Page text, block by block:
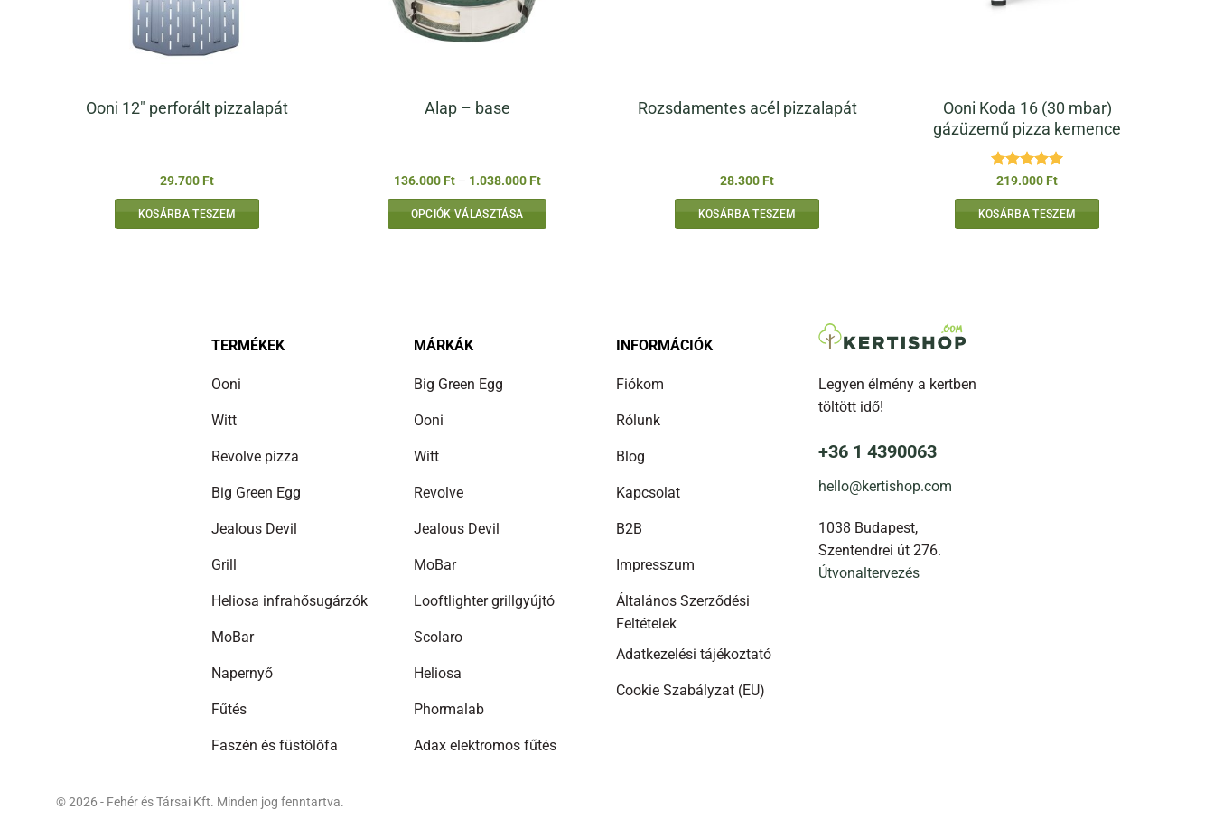
Ooni 12″ perforált pizzalapát
29.700 Ft
KOSÁRBA TESZEM
Alap – base
136.000 Ft – 1.038.000 FtÁrtartomány:
OPCIÓK VÁLASZTÁSA
van.
változatok
Rozsdamentes acél pizzalapát
28.300 Ft
KOSÁRBA TESZEM
Ooni Koda 16 (30 mbar)
gázüzemű pizza kemence
Értékelés:5
219.000 Ft
KOSÁRBA TESZEM
TERMÉKEK
Ooni
Witt
Revolve pizza
Big Green Egg
Jealous Devil
Grill
Heliosa infrahősugárzók
MoBar
Napernyő
Fűtés
Faszén és füstölőfa
MÁRKÁK
Big Green Egg
Ooni
Witt
Revolve
Jealous Devil
MoBar
Looftlighter grillgyújtó
Scolaro
Heliosa
Phormalab
Adax elektromos fűtés
INFORMÁCIÓK
Fiókom
Rólunk
Blog
Kapcsolat
B2B
Impresszum
Általános Szerződési
Feltételek
Adatkezelési tájékoztató
Cookie Szabályzat (EU)
Legyen élmény a kertben
töltött idő!
+36 1 4390063
hello@kertishop.com
1038 Budapest,
Szentendrei út 276.
Útvonaltervezés
© 2026 - Fehér és Társai Kft. Minden jog fenntartva.